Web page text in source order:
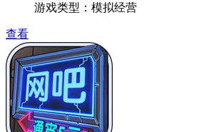
游戏类型：模拟经营
查看